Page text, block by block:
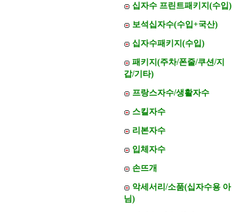
십자수 프린트패키지(수입)
보석십자수(수입+국산)
십자수패키지(수입)
패키지(주차/폰줄/쿠션/지
갑/기타)
프랑스자수/생활자수
스킬자수
리본자수
입체자수
손뜨개
악세서리/소품(십자수용 아
님)